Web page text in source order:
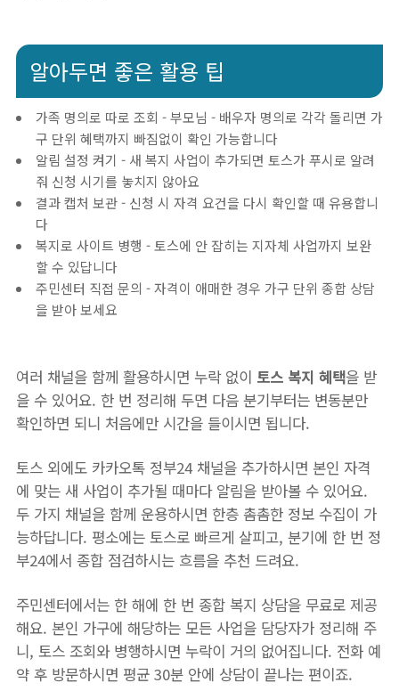
알아두면 좋은 활용 팁
가족 명의로 따로 조회 - 부모님 - 배우자 명의로 각각 돌리면 가
구 단위 혜택까지 빠짐없이 확인 가능합니다
알림 설정 켜기 - 새 복지 사업이 추가되면 토스가 푸시로 알려
줘 신청 시기를 놓치지 않아요
결과 캡처 보관 - 신청 시 자격 요건을 다시 확인할 때 유용합니
다
복지로 사이트 병행 - 토스에 안 잡히는 지자체 사업까지 보완
할 수 있답니다
주민센터 직접 문의 - 자격이 애매한 경우 가구 단위 종합 상담
을 받아 보세요
여러 채널을 함께 활용하시면 누락 없이 토스 복지 혜택을 받
을 수 있어요. 한 번 정리해 두면 다음 분기부터는 변동분만
확인하면 되니 처음에만 시간을 들이시면 됩니다.
토스 외에도 카카오톡 정부24 채널을 추가하시면 본인 자격
에 맞는 새 사업이 추가될 때마다 알림을 받아볼 수 있어요.
두 가지 채널을 함께 운용하시면 한층 촘촘한 정보 수집이 가
능하답니다. 평소에는 토스로 빠르게 살피고, 분기에 한 번 정
부24에서 종합 점검하시는 흐름을 추천 드려요.
주민센터에서는 한 해에 한 번 종합 복지 상담을 무료로 제공
해요. 본인 가구에 해당하는 모든 사업을 담당자가 정리해 주
니, 토스 조회와 병행하시면 누락이 거의 없어집니다. 전화 예
약 후 방문하시면 평균 30분 안에 상담이 끝나는 편이죠.